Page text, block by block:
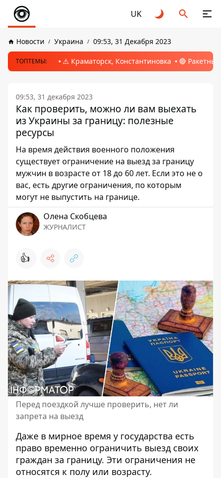
UK
Новости Украина 09:53, 31 Декабря 2023
ТОПТЕМЫ: ⚠️ Краматорск, Константиновка 🔴
09:53, 31 декабря 2023
Как проверить, можно ли вам выехать
из Украины за границу: полезные
ресурсы
На время действия военного положения
существует ограничение на выезд за границу
мужчин в возрасте от 18 до 60 лет. Если это не о
вас, есть другие ограничения, по которым
могут не выпустить на границе.
Олена Скобцева
ЖУРНАЛИСТ
👍
Перед поездкой лучше проверить, нет ли
запрета на выезд
Даже в мирное время у государства есть
право временно ограничить выезд своих
граждан за границу. Эти ограничения не
относятся к полу или возрасту.